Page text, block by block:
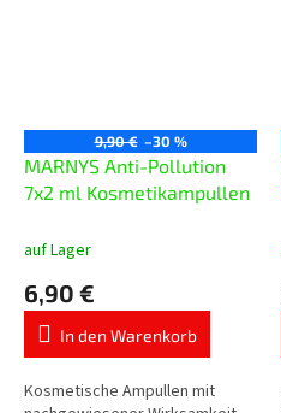
9,90 € –30 %
MARNYS Anti-Pollution
7x2 ml Kosmetikampullen
auf Lager
6,90 €
In den Warenkorb
Kosmetische Ampullen mit